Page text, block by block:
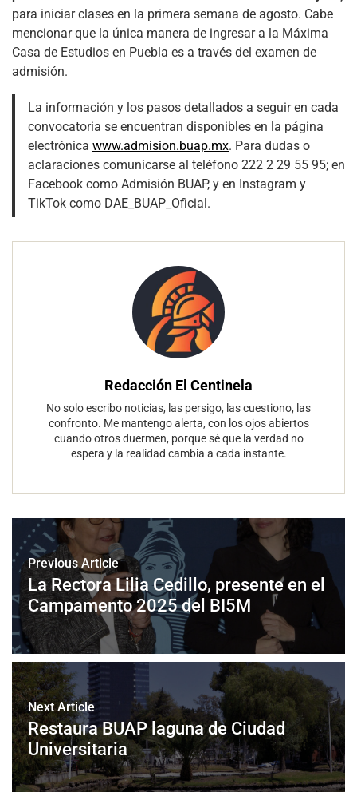
para iniciar clases en la primera semana de agosto. Cabe
mencionar que la única manera de ingresar a la Máxima
Casa de Estudios en Puebla es a través del examen de
admisión.
La información y los pasos detallados a seguir en cada
convocatoria se encuentran disponibles en la página
electrónica www.admision.buap.mx. Para dudas o
aclaraciones comunicarse al teléfono 222 2 29 55 95; en
Facebook como Admisión BUAP, y en Instagram y
TikTok como DAE_BUAP_Oficial.
Redacción El Centinela
No solo escribo noticias, las persigo, las cuestiono, las
confronto. Me mantengo alerta, con los ojos abiertos
cuando otros duermen, porque sé que la verdad no
espera y la realidad cambia a cada instante.
Previous Article
La Rectora Lilia Cedillo, presente en el
Campamento 2025 del BI5M
Next Article
Restaura BUAP laguna de Ciudad
Universitaria